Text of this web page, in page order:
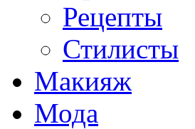
Рецепты
Стилисты
Макияж
Мода